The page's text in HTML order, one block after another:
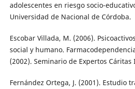
adolescentes en riesgo socio-
Universidad de Nacional de Córdoba.
Escobar Villada, M. (2006).
social y humano.
(2002). Seminario de Expertos
Fernández Ortega, J. (2001). Estudio